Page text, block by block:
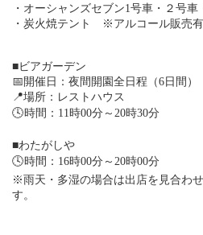
・オーシャンズセブン1号車・２号車
・炭火焼テント ※アルコール販売
■ビアガーデン
📅開催日：夜間開園全日程（6日間）
📍場所：レストハウス
🕓時間：11時00分～20時30分
■わたがしや
🕓時間：16時00分～20時00分
※雨天・多湿の場合は出店を見合わ
す。